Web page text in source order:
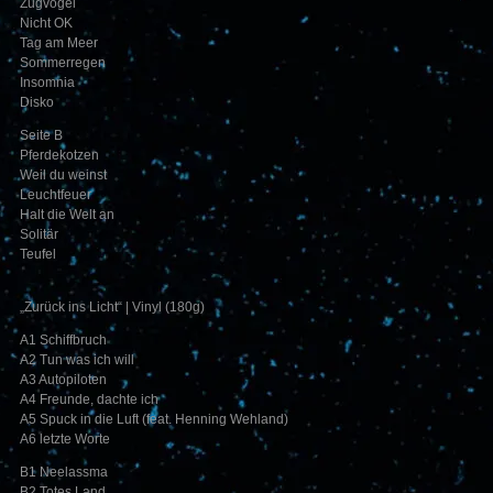
Nicht OK
Tag am Meer
Sommerregen
Insomnia
Disko
Seite B
Pferdekotzen
Weil du weinst
Leuchtfeuer
Halt die Welt an
Solitär
Teufel
„Zurück ins Licht“ | Vinyl (180g)
A1 Schiffbruch
A2 Tun was ich will
A3 Autopiloten
A4 Freunde, dachte ich
A5 Spuck in die Luft (feat. Henning Wehland)
A6 letzte Worte
B1 Neelassma